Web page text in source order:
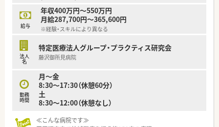
給与
年収400万円～550万円
月給287,700円～365,600円
※経験・スキルにより異なる
法人
名
特定医療法人グループ・プラクティス研究会
藤沢御所見病院
勤務
時間
月～金
8:30～17:30（休憩60分）
土
8:30～12:00（休憩なし）
≪こんな病院です≫